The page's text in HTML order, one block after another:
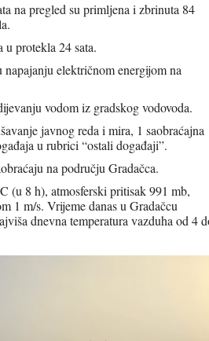
na pregled su primljena i zbrinuta 84
protekla 24 sata.
električnom energijom na
vodom iz gradskog vodovoda.
javnog reda i mira, 1 saobraćajna
u rubrici “ostali događaji”.
na području Gradačca.
(u 8 h), atmosferski pritisak 991 mb,
1 m/s. Vrijeme danas u Gradačcu
dnevna temperatura vazduha od 4